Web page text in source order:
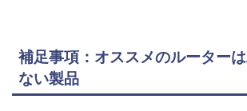
補足事項：オススメのルーター
ない製品